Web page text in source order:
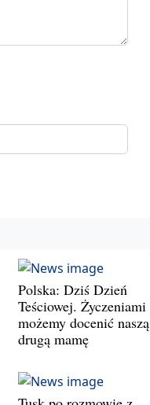
Polska: Dziś Dzień
Teściowej. Życzeniami
możemy docenić naszą
drugą mamę